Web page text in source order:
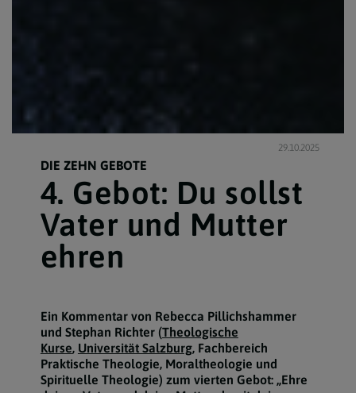
29.10.2025
DIE ZEHN GEBOTE
4. Gebot: Du sollst
Vater und Mutter
ehren
Ein Kommentar von Rebecca Pillichshammer
und Stephan Richter (Theologische
Kurse, Universität Salzburg, Fachbereich
Praktische Theologie, Moraltheologie und
Spirituelle Theologie) zum vierten Gebot: „Ehre